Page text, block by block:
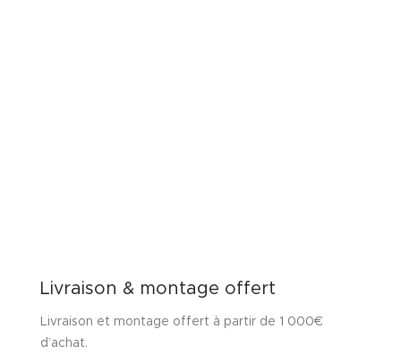
Livraison & montage offert
Livraison et montage offert à partir de 1 000€
d’achat.